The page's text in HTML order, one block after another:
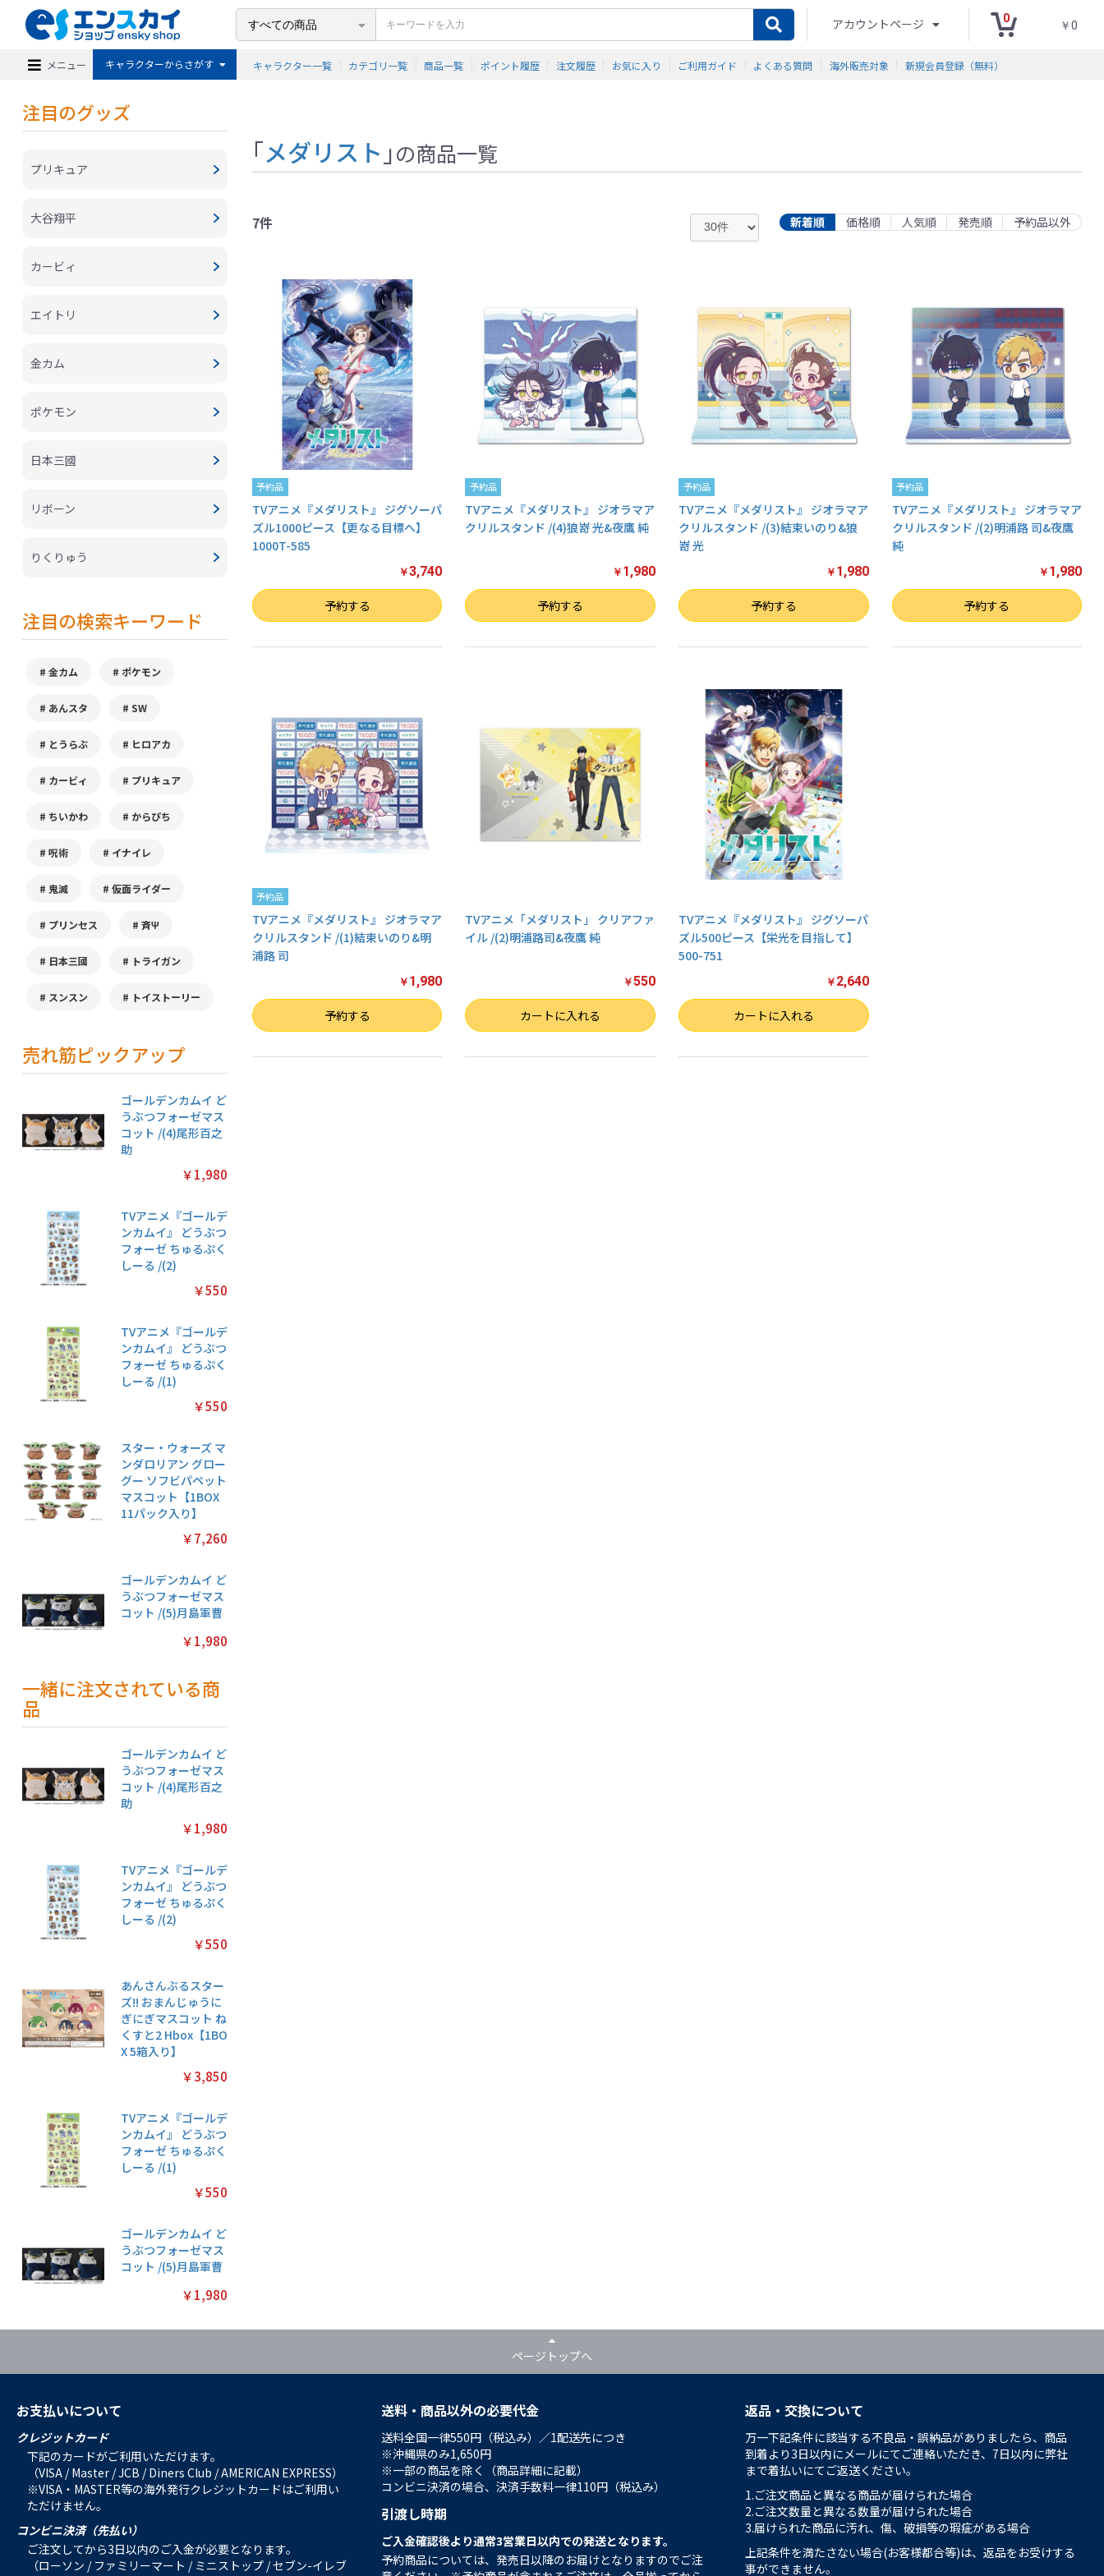
アカウントページ 0
￥0
メニュー キャラクターからさがす キャラクター一覧 カテゴリ一覧 商品一覧 ポイント履歴 注文履歴 お気に入り ご利用ガイド よくある質問 海外販売対象 新規会員登録（無料）
注目のグッズ
プリキュア
大谷翔平
カービィ
エイトリ
金カム
ポケモン
日本三國
リボーン
りくりゅう
注目の検索キーワード
金カム ポケモン
あんスタ SW
とうらぶ ヒロアカ
カービィ プリキュア
ちいかわ からぴち
呪術 イナイレ
鬼滅 仮面ライダー
プリンセス 斉Ψ
日本三國 トライガン
スンスン トイストーリー
売れ筋ピックアップ
ゴールデンカムイ ど
うぶつフォーゼマス
コット /(4)尾形百之
助
￥1,980
TVアニメ『ゴールデ
ンカムイ』 どうぶつ
フォーゼ ちゅるぷく
しーる /(2)
￥550
TVアニメ『ゴールデ
ンカムイ』 どうぶつ
フォーゼ ちゅるぷく
しーる /(1)
￥550
スター・ウォーズ マ
ンダロリアン グロー
グー ソフビパペット
マスコット【1BOX
11パック入り】
￥7,260
ゴールデンカムイ ど
うぶつフォーゼマス
コット /(5)月島軍曹
￥1,980
一緒に注文されている商
品
ゴールデンカムイ ど
うぶつフォーゼマス
コット /(4)尾形百之
助
￥1,980
TVアニメ『ゴールデ
ンカムイ』 どうぶつ
フォーゼ ちゅるぷく
しーる /(2)
￥550
あんさんぶるスター
ズ!! おまんじゅうに
ぎにぎマスコット ね
くすと2 Hbox【1BO
X 5箱入り】
￥3,850
TVアニメ『ゴールデ
ンカムイ』 どうぶつ
フォーゼ ちゅるぷく
しーる /(1)
￥550
ゴールデンカムイ ど
うぶつフォーゼマス
コット /(5)月島軍曹
￥1,980
「メダリスト 」の商品一覧
7件 新着順 価格順 人気順 発売順 予約品以外
予約品
TVアニメ『メダリスト』 ジグソーパ
ズル1000ピース【更なる目標へ】
1000T-585
￥3,740
数量 予約する
予約品
TVアニメ『メダリスト』 ジオラマア
クリルスタンド /(4)狼嵜 光&夜鷹 純
￥ 1,980
数量 予約する
予約品
TVアニメ『メダリスト』 ジオラマア
クリルスタンド /(3)結束いのり&狼
嵜 光
￥ 1,980
数量 予約する
予約品
TVアニメ『メダリスト』 ジオラマア
クリルスタンド /(2)明浦路 司&夜鷹
純
￥ 1,980
数量 予約する
予約品
TVアニメ『メダリスト』 ジオラマア
クリルスタンド /(1)結束いのり&明
浦路 司
￥ 1,980
数量 予約する
TVアニメ「メダリスト」 クリアファ
イル /(2)明浦路司&夜鷹 純
￥550
数量 カートに入れる
TVアニメ『メダリスト』 ジグソーパ
ズル500ピース【栄光を目指して】
500-751
￥ 2,640
数量 カートに入れる
ページトップへ
お支払いについて
クレジットカード
下記のカードがご利用いただけます。
（VISA / Master / JCB / Diners Club / AMERICAN EXPRESS）
※VISA・MASTER等の海外発行クレジットカードはご利用い
ただけません。
コンビニ決済（先払い）
ご注文してから3日以内のご入金が必要となります。
（ローソン / ファミリーマート / ミニストップ / セブン-イレブ
送料・商品以外の必要代金
送料全国一律550円（税込み）／1配送先につき
※沖縄県のみ1,650円
※一部の商品を除く（商品詳細に記載）
コンビニ決済の場合、決済手数料一律110円（税込み）
引渡し時期
ご入金確認後より通常3営業日以内での発送となります。
予約商品については、発売日以降のお届けとなりますのでご注
返品・交換について
万一下記条件に該当する不良品・誤納品がありましたら、商品
到着より3日以内にメールにてご連絡いただき、7日以内に弊社
まで着払いにてご返送ください。
1.ご注文商品と異なる商品が届けられた場合
2.ご注文数量と異なる数量が届けられた場合
3.届けられた商品に汚れ、傷、破損等の瑕疵がある場合
上記条件を満たさない場合(お客様都合等)は、返品をお受けする
事ができません。